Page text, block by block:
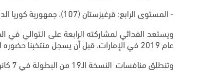
- المستوى الرابع: قرغيزستان (107)، جمهورية كوريا الديمقراطية الشعبية (118)، إندونيسيا (122)، الكويت (134).
عام 2019 في الإمارات، قبل أن يسجل منتخبنا حضوره الأبرز خلال النسخة الماضية التي استضافتها قطر مطلع 2024، بتأهله للدور الثاني للمرة الأولى في تاريخه.
وتنطلق منافسات النسخة الـ19 من البطولة في 7 كانون الأول/ يناير وتستمر حتى 5 شباط/ فبراير 2027.